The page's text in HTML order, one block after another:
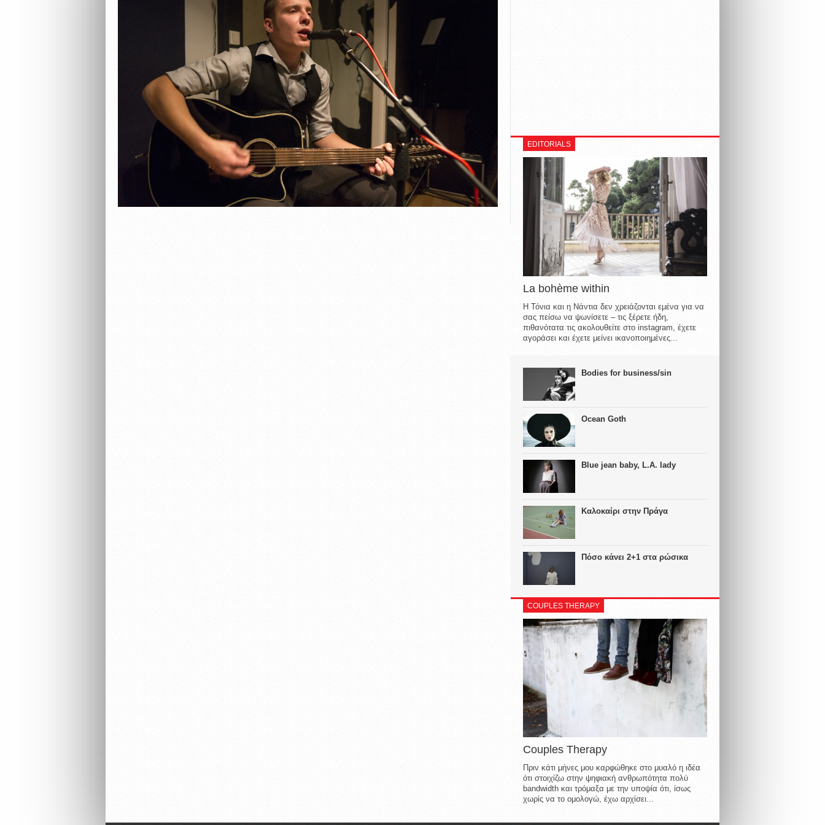
EDITORIALS
La bohème within
Η Τόνια και η Νάντια δεν χρειάζονται εμένα για να
σας πείσω να ψωνίσετε – τις ξέρετε ήδη,
πιθανότατα τις ακολουθείτε στο instagram, έχετε
αγοράσει και έχετε μείνει ικανοποιημένες...
Bodies for business/sin
Ocean Goth
Blue jean baby, L.A. lady
Καλοκαίρι στην Πράγα
Πόσο κάνει 2+1 στα ρώσικα
COUPLES THERAPY
Couples Therapy
Πριν κάτι μήνες μου καρφώθηκε στο μυαλό η ιδέα
ότι στοιχίζω στην ψηφιακή ανθρωπότητα πολύ
bandwidth και τρόμαξα με την υποψία ότι, ίσως
χωρίς να το ομολογώ, έχω αρχίσει...